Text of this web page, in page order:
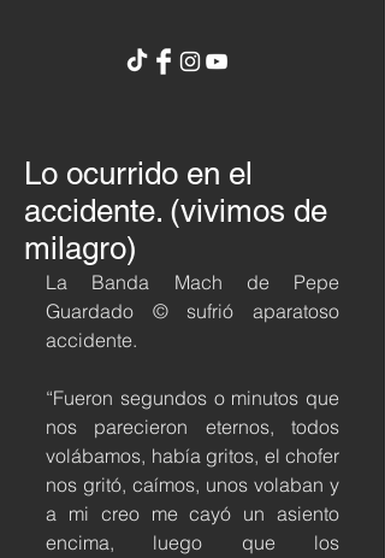
Lo ocurrido en el
accidente. (vivimos de
milagro)
La Banda Mach de Pepe
Guardado © sufrió aparatoso
accidente.
“Fueron segundos o minutos que
nos parecieron eternos, todos
volábamos, había gritos, el chofer
nos gritó, caímos, unos volaban y
a mi creo me cayó un asiento
encima, luego que los